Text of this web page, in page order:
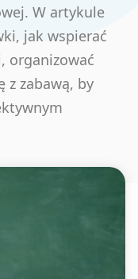
W artykule
jak wspierać
organizować
z zabawą, by